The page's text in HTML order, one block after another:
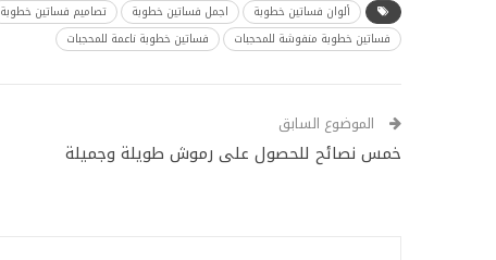
ألوان فساتين خطوبة اجمل فساتين خطوبة تصاميم فساتين خطوبة
فساتين خطوبة منفوشة للمحجبات
فساتين خطوبة ناعمة للمحجبات
الموضوع السابق
خمس نصائح للحصول على رموش طويلة وجميلة